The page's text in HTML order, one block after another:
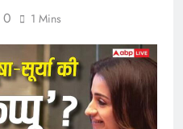
0 1 Mins